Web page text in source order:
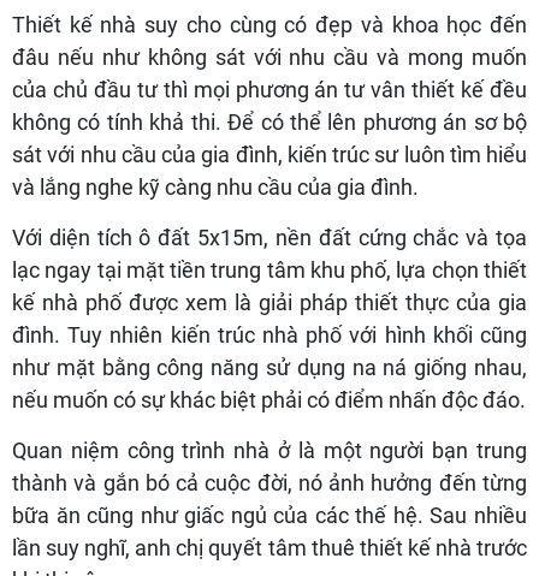
Thiết kế nhà suy cho cùng có đẹp và khoa học đến
đâu nếu như không sát với nhu cầu và mong muốn
của chủ đầu tư thì mọi phương án tư vân thiết kế đều
không có tính khả thi. Để có thể lên phương án sơ bộ
sát với nhu cầu của gia đình, kiến trúc sư luôn tìm hiểu
và lắng nghe kỹ càng nhu cầu của gia đình.
Với diện tích ô đất 5x15m, nền đất cứng chắc và tọa
lạc ngay tại mặt tiền trung tâm khu phố, lựa chọn thiết
kế nhà phố được xem là giải pháp thiết thực của gia
đình. Tuy nhiên kiến trúc nhà phố với hình khối cũng
như mặt bằng công năng sử dụng na ná giống nhau,
nếu muốn có sự khác biệt phải có điểm nhấn độc đáo.
Quan niệm công trình nhà ở là một người bạn trung
thành và gắn bó cả cuộc đời, nó ảnh hưởng đến từng
bữa ăn cũng như giấc ngủ của các thế hệ. Sau nhiều
lần suy nghĩ, anh chị quyết tâm thuê thiết kế nhà trước